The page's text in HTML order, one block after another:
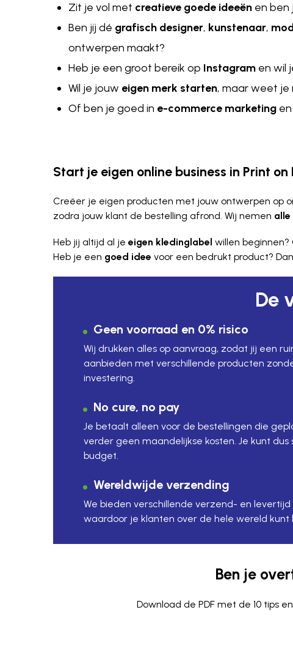
Zit je vol met creatieve goede ideeën en ben
Ben jij dé grafisch designer, kunstenaar,
ontwerpen maakt?
Heb je een groot bereik op Instagram en wil
Wil je jouw eigen merk starten, maar weet je
Of ben je goed in e-commerce marketing
Start je eigen online business in Print on
Creëer je eigen producten met jouw ontwerpen op
zodra jouw klant de bestelling afrond. Wij nemen
Heb jij altijd al je eigen kledinglabel willen
Heb je een goed idee voor een bedrukt product?
De
Geen voorraad en 0% risico
Wij drukken alles op aanvraag, zodat jij een
aanbieden met verschillende producten
investering.
No cure, no pay
Je betaalt alleen voor de bestellingen die
verder geen maandelijkse kosten. Je kunt
budget.
Wereldwijde verzending
We bieden verschillende verzend- en
waardoor je klanten over de hele wereld kunt
Ben je
Download de PDF met de 10 tips